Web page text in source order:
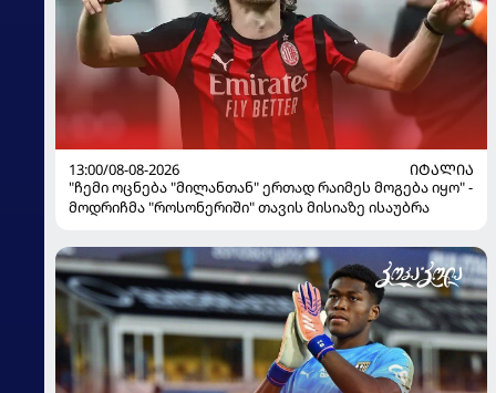
13:00/08-08-2026
ᲘᲢᲐᲚᲘᲐ
"ჩემი ოცნება "მილანთან" ერთად რაიმეს მოგება იყო" -
მოდრიჩმა "როსონერიში" თავის მისიაზე ისაუბრა